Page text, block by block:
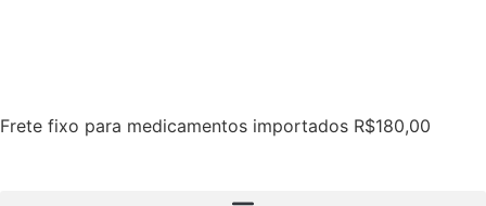
Frete fixo para medicamentos importados R$180,00